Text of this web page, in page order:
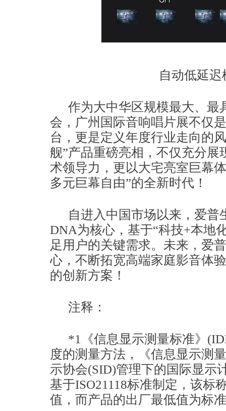
自动低延
作为大中华区规模最大、最
会，广州国际音响唱片展不仅
台，更是定义年度行业走向的
舰”产品重磅亮相，不仅充分
术领导力，更以大宅亮室巨幕
多元巨幕自由”的全新时代！
自进入中国市场以来，爱普
DNA为核心，基于“科技+本地
足用户的关键需求。未来，爱
心，不断拓宽高端家庭影音体
的创新方案！
注释：
*1《信息显示测量标准》
度的测量方法，《信息显示测
示协会(SID)管理下的国际显示
基于ISO21118标准制定，该标
值，而产品的出厂最低值为标